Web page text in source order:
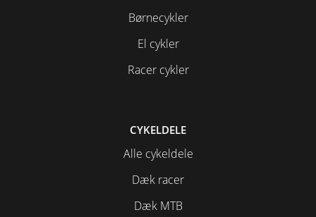
Børnecykler
El cykler
Racer cykler
CYKELDELE
Alle cykeldele
Dæk racer
Dæk MTB